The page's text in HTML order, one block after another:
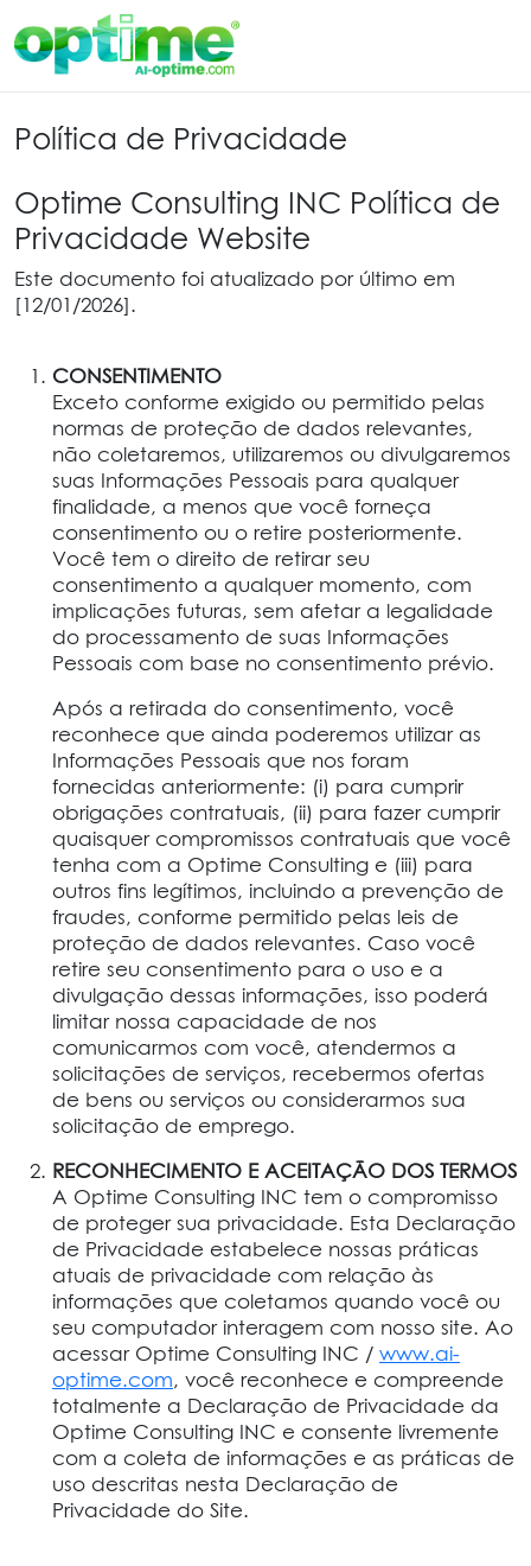
Política de Privacidade
Optime Consulting INC Política de
Privacidade Website
Este documento foi atualizado por último em
[12/01/2026].
CONSENTIMENTO
Exceto conforme exigido ou permitido pelas
normas de proteção de dados relevantes,
não coletaremos, utilizaremos ou divulgaremos
suas Informações Pessoais para qualquer
finalidade, a menos que você forneça
consentimento ou o retire posteriormente.
Você tem o direito de retirar seu
consentimento a qualquer momento, com
implicações futuras, sem afetar a legalidade
do processamento de suas Informações
Pessoais com base no consentimento prévio.
Após a retirada do consentimento, você
reconhece que ainda poderemos utilizar as
Informações Pessoais que nos foram
fornecidas anteriormente: (i) para cumprir
obrigações contratuais, (ii) para fazer cumprir
quaisquer compromissos contratuais que você
tenha com a Optime Consulting e (iii) para
outros fins legítimos, incluindo a prevenção de
fraudes, conforme permitido pelas leis de
proteção de dados relevantes. Caso você
retire seu consentimento para o uso e a
divulgação dessas informações, isso poderá
limitar nossa capacidade de nos
comunicarmos com você, atendermos a
solicitações de serviços, recebermos ofertas
de bens ou serviços ou considerarmos sua
solicitação de emprego.
RECONHECIMENTO E ACEITAÇÃO DOS TERMOS
A Optime Consulting INC tem o compromisso
de proteger sua privacidade. Esta Declaração
de Privacidade estabelece nossas práticas
atuais de privacidade com relação às
informações que coletamos quando você ou
seu computador interagem com nosso site. Ao
acessar Optime Consulting INC / www.ai-
optime.com, você reconhece e compreende
totalmente a Declaração de Privacidade da
Optime Consulting INC e consente livremente
com a coleta de informações e as práticas de
uso descritas nesta Declaração de
Privacidade do Site.